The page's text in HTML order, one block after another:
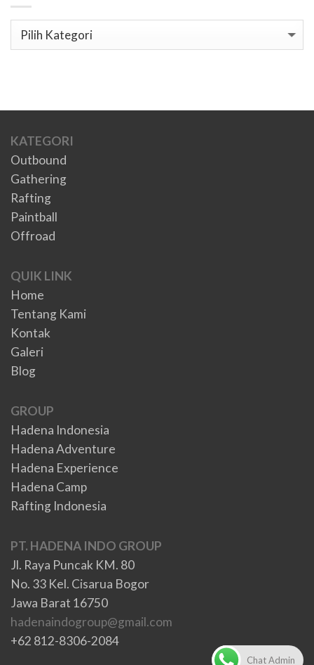
Kategori
KATEGORI
Outbound
Gathering
Rafting
Paintball
Offroad
QUIK LINK
Home
Tentang Kami
Kontak
Galeri
Blog
GROUP
Hadena Indonesia
Hadena Adventure
Hadena Experience
Hadena Camp
Rafting Indonesia
PT. HADENA INDO GROUP
Jl. Raya Puncak KM. 80
No. 33 Kel. Cisarua Bogor
Jawa Barat 16750
hadenaindogroup@gmail.com
+62 812-8306-2084
Chat Admin